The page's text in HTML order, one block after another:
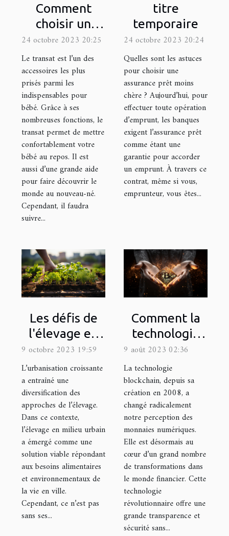
Comment
choisir un
transat ?
24 octobre 2023 20:25
Le transat est l’un des
accessoires les plus
prisés parmi les
indispensables pour
bébé. Grâce à ses
nombreuses fonctions, le
transat permet de mettre
confortablement votre
bébé au repos. Il est
aussi d’une grande aide
pour faire découvrir le
monde au nouveau-né.
Cependant, il faudra
suivre...
titre
temporaire
24 octobre 2023 20:24
Quelles sont les astuces
pour choisir une
assurance prêt moins
chère ? Aujourd’hui, pour
effectuer toute opération
d’emprunt, les banques
exigent l’assurance prêt
comme étant une
garantie pour accorder
un emprunt. À travers ce
contrat, même si vous,
emprunteur, vous êtes...
Les défis de
l'élevage en
milieu urbain :
quel matériel
utiliser ?
9 octobre 2023 19:59
L’urbanisation croissante
a entraîné une
diversification des
approches de l’élevage.
Dans ce contexte,
l’élevage en milieu urbain
a émergé comme une
solution viable répondant
aux besoins alimentaires
et environnementaux de
la vie en ville.
Cependant, ce n’est pas
sans ses...
Comment la
technologie
blockchain
change le
monde de la
finance
9 août 2023 02:36
La technologie
blockchain, depuis sa
création en 2008, a
changé radicalement
notre perception des
monnaies numériques.
Elle est désormais au
cœur d’un grand nombre
de transformations dans
le monde financier. Cette
technologie
révolutionnaire offre une
grande transparence et
sécurité sans...